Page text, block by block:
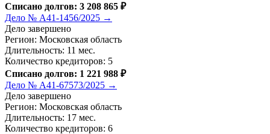
Списано долгов: 3 208 865 ₽
Дело № А41-1456/2025 →
Дело завершено
Регион: Московская область
Длительность: 11 мес.
Количество кредиторов: 5
Списано долгов: 1 221 988 ₽
Дело № А41-67573/2025 →
Дело завершено
Регион: Московская область
Длительность: 17 мес.
Количество кредиторов: 6